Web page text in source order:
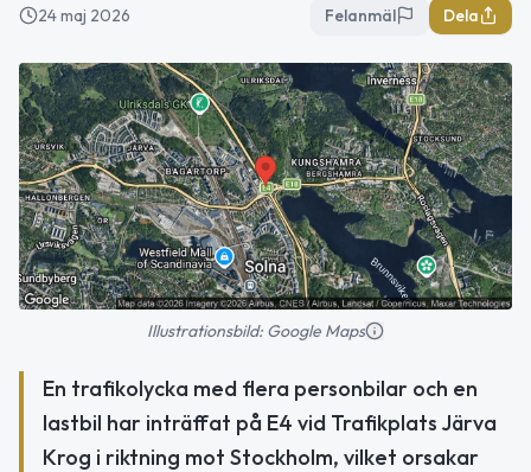
24 maj 2026 Felanmäl Dela
Illustrationsbild: Google Maps
En trafikolycka med flera personbilar och en
lastbil har inträffat på E4 vid Trafikplats Järva
Krog i riktning mot Stockholm, vilket orsakar